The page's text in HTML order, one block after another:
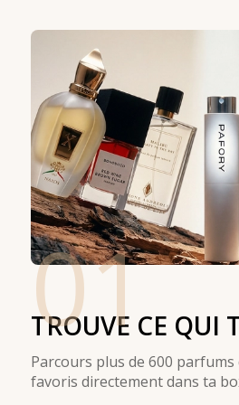
01
TROUVE CE QUI
Parcours plus de 600
favoris directement dans ta